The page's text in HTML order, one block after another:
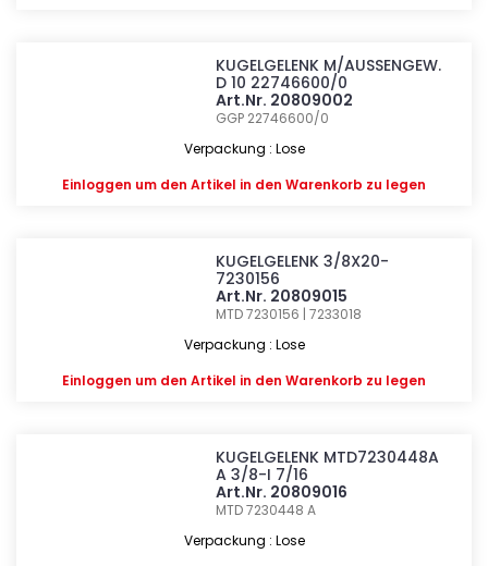
KUGELGELENK M/AUSSENGEW.
D 10 22746600/0
Art.Nr. 20809002
GGP 22746600/0
Verpackung : Lose
Einloggen um den Artikel in den Warenkorb zu legen
KUGELGELENK 3/8X20-
7230156
Art.Nr. 20809015
MTD 7230156 | 7233018
Verpackung : Lose
Einloggen um den Artikel in den Warenkorb zu legen
KUGELGELENK MTD7230448A
A 3/8-I 7/16
Art.Nr. 20809016
MTD 7230448 A
Verpackung : Lose